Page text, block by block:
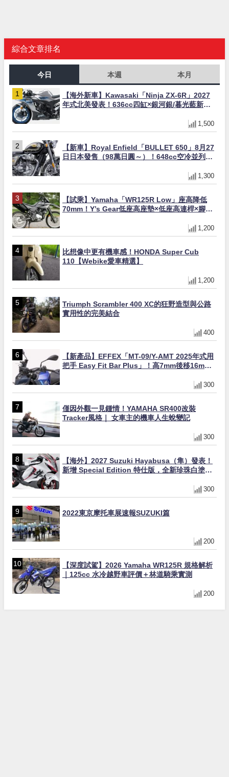
綜合文章排名
今日 本週 本月
【海外新車】Kawasaki「Ninja ZX-6R」2027
年式北美發表！636cc四缸×銀河銀/暮光藍新色
1,500
【新車】Royal Enfield「BULLET 650」8月27
日日本發售（98萬日圓～）！648cc空冷並列雙
1,300
【試乘】Yamaha「WR125R Low」座高降低
70mm！Y’s Gear低座高座墊×低座高連桿×腳踏
1,200
比想像中更有機車感！HONDA Super Cub
110【Webike愛車精選】
1,200
Triumph Scrambler 400 XC的狂野造型與公路
實用性的完美結合
400
【新產品】EFFEX「MT-09/Y-AMT 2025年式用
把手 Easy Fit Bar Plus」！高7mm後移16mm
300
僅因外觀一見鍾情！YAMAHA SR400改裝
Tracker風格｜ 女車主的機車人生蛻變記
300
【海外】2027 Suzuki Hayabusa（隼）發表！
新增 Special Edition 特仕版，全新珍珠白塗裝
300
2022東京摩托車展速報SUZUKI篇
200
【深度試駕】2026 Yamaha WR125R 規格解析
｜125cc 水冷越野車評價＋林道騎乘實測
200